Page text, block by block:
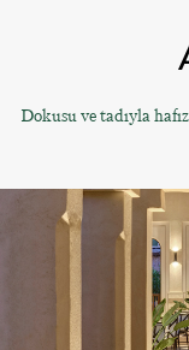
Dokusu ve tadıyla